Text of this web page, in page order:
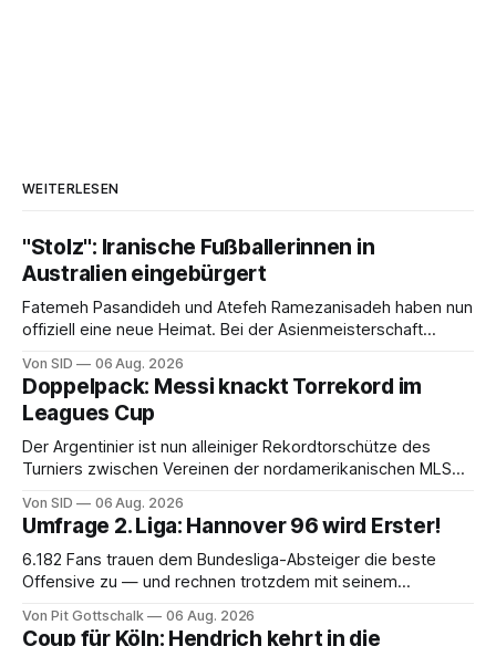
WEITERLESEN
"Stolz": Iranische Fußballerinnen in
Australien eingebürgert
Fatemeh Pasandideh und Atefeh Ramezanisadeh haben nun
offiziell eine neue Heimat. Bei der Asienmeisterschaft
Von SID 06 Aug. 2026
Doppelpack: Messi knackt Torrekord im
Leagues Cup
Der Argentinier ist nun alleiniger Rekordtorschütze des
Turniers zwischen Vereinen der nordamerikanischen MLS
Von SID 06 Aug. 2026
Umfrage 2. Liga: Hannover 96 wird Erster!
6.182 Fans trauen dem Bundesliga-Absteiger die beste
Offensive zu — und rechnen trotzdem mit seinem
Lokalrivale in Niedersachsen.
Von Pit Gottschalk 06 Aug. 2026
Coup für Köln: Hendrich kehrt in die